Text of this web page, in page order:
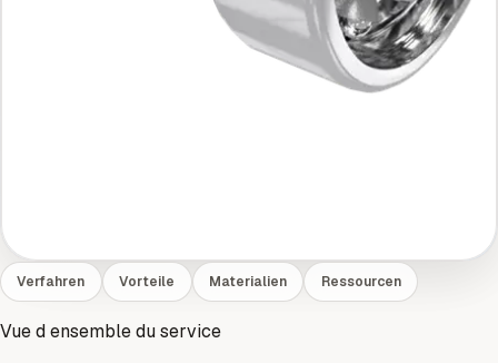
Verfahren Vorteile Materialien Ressourcen
Vue d ensemble du service